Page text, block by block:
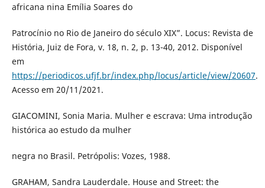
africana nina Emília Soares do
Patrocínio no Rio de Janeiro do século XIX”. Locus: Revista de
História, Juiz de Fora, v. 18, n. 2, p. 13-40, 2012. Disponível
em
https://periodicos.ufjf.br/index.php/locus/article/view/20607.
Acesso em 20/11/2021.
GIACOMINI, Sonia Maria. Mulher e escrava: Uma introdução
histórica ao estudo da mulher
negra no Brasil. Petrópolis: Vozes, 1988.
GRAHAM, Sandra Lauderdale. House and Street: the